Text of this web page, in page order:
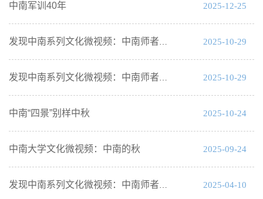
中南军训40年 2025-12-25
发现中南系列文化微视频：中南师者——曾庆元 2025-10-29
发现中南系列文化微视频：中南师者——邱冠周 2025-10-29
中南“四景”别样中秋 2025-10-24
中南大学文化微视频：中南的秋 2025-09-24
发现中南系列文化微视频：中南师者——何继善 2025-04-10